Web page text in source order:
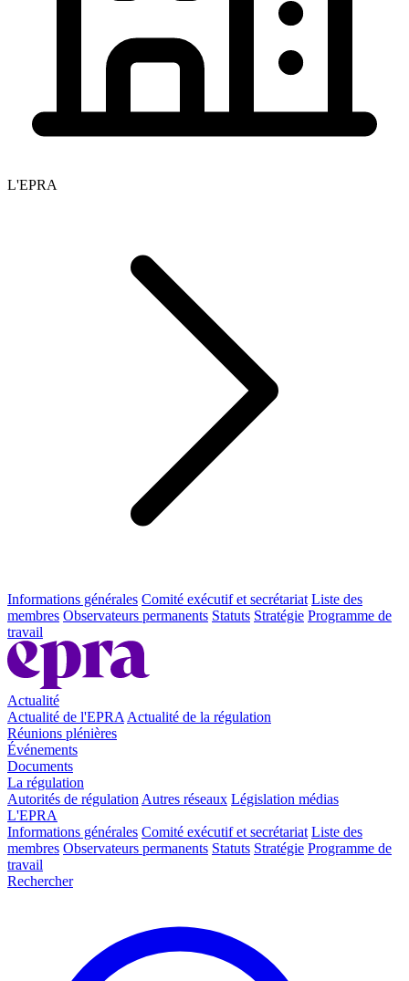
L'EPRA
Informations générales Comité exécutif et secrétariat Liste des
membres Observateurs permanents Statuts Stratégie Programme de
travail
Actualité
Actualité de l'EPRA Actualité de la régulation
Réunions plénières
Événements
Documents
La régulation
Autorités de régulation Autres réseaux Législation médias
L'EPRA
Informations générales Comité exécutif et secrétariat Liste des
membres Observateurs permanents Statuts Stratégie Programme de
travail
Rechercher